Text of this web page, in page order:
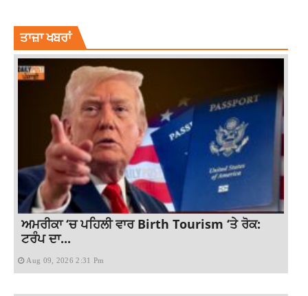
ਤਾਜ਼ਾ ਖਬਰਾਂ
ਅਮਰੀਕਾ ‘ਚ ਪਹਿਲੀ ਵਾਰ Birth Tourism ‘ਤੇ ਰੋਕ:
ਟਰੰਪ ਦਾ...
Aug 09, 2026 2:31 Pm